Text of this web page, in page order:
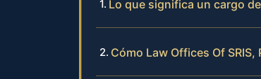
Lo que significa un cargo
Cómo Law Offices Of